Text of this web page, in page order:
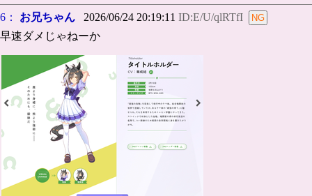
6： お兄ちゃん 2026/06/24 20:19:11 ID:E/U/qlRTfI
早速ダメじゃねーか